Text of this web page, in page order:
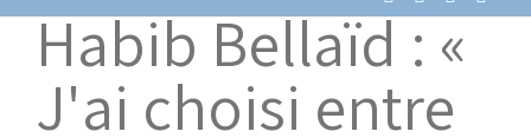
Habib Bellaïd : «
J'ai choisi entre